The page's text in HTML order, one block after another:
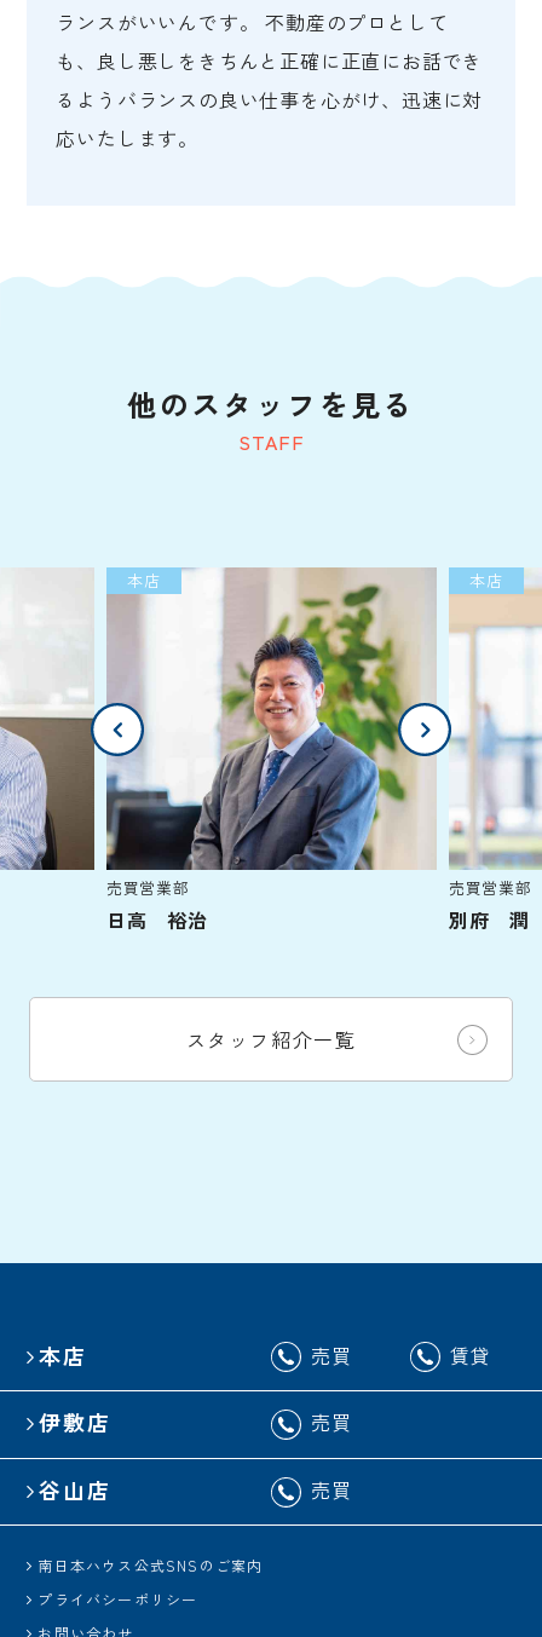
ランスがいいんです。 不動産のプロとして
も、良し悪しをきちんと正確に正直にお話でき
るようバランスの良い仕事を心がけ、迅速に対
応いたします。
STAFF
他のスタッフを見る
本店
売買営業部
日高 裕治
本店
売買営業部
別府 潤
スタッフ紹介一覧
本店 売買 賃貸
伊敷店 売買
谷山店 売買
南日本ハウス公式SNSのご案内
プライバシーポリシー